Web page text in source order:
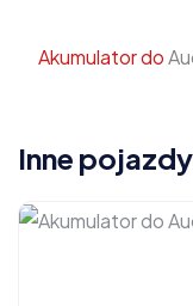
Akumulator do
Inne